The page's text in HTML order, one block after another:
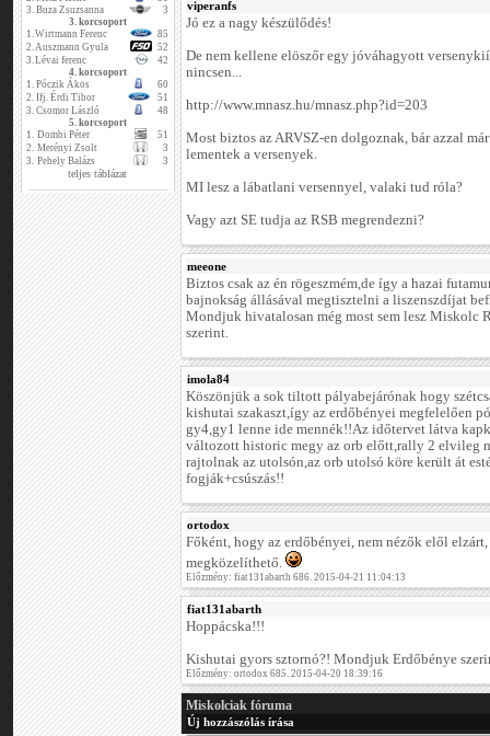
3. Buza Zsuzsanna
3
3. korcsoport
1.Wirtmann Ferenc
85
2.Auszmann Gyula
52
3.Lévai ferenc
42
4. korcsoport
1. Póczik Ákos
60
2. Ifj. Érdi Tibor
51
3. Csomor László
48
5. korcsoport
1. Dombi Péter
51
2. Merényi Zsolt
3
3. Pehely Balázs 3
teljes táblázat
viperanfs
Jó ez a nagy készülődés!
De nem kellene elöszőr egy jóváhagyott
nincsen...
http://www.mnasz.hu/mnasz.php?id=203
Most biztos az ARVSZ-en dolgoznak, bár azzal
lementek a versenyek.
MI lesz a lábatlani versennyel, valaki tud róla?
Vagy azt SE tudja az RSB megrendezni?
meeone
Biztos csak az én rögeszmém,de így a hazai
bajnokság állásával megtisztelni a liszenszdíjat
Mondjuk hivatalosan még most sem lesz Miskolc
szerint.
imola84
Köszönjük a sok tiltott pályabejárónak hogy
kishutai szakaszt,így az erdőbényei megfelelően
gy4,gy1 lenne ide mennék!!Az időtervet látva
változott historic megy az orb előtt,rally 2 elvileg
rajtolnak az utolsón,az orb utolsó köre került át
fogják+csúszás!!
ortodox
Főként, hogy az erdőbényei, nem nézők elől
megközelíthető.
Előzmény: fiat131abarth 686. 2015-04-21 11:04:13
fiat131abarth
Hoppácska!!!
Kishutai gyors sztornó?! Mondjuk Erdőbénye
Előzmény: ortodox 685. 2015-04-20 18:39:16
Miskolciak fóruma
Új hozzászólás írása